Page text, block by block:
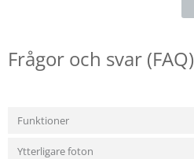
Frågor och svar (FAQ)
Funktioner
Ytterligare foton